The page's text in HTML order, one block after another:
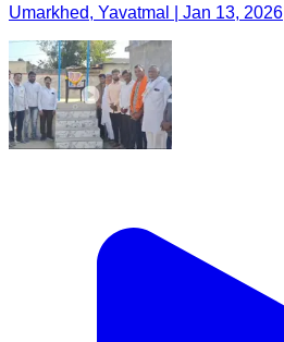
Umarkhed, Yavatmal | Jan 13, 2026